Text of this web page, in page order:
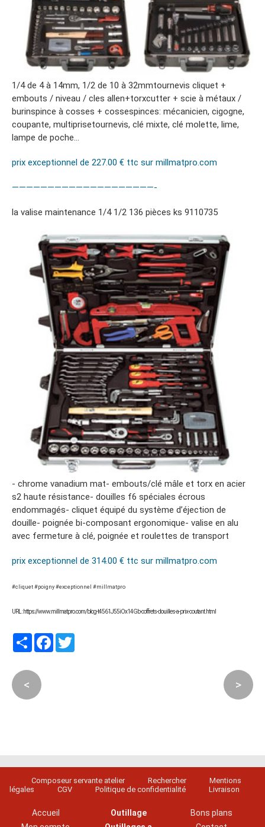
1/4 de 4 à 14mm, 1/2 de 10 à 32mmtournevis cliquet +
embouts / niveau / cles allen+torxcutter + scie à métaux /
burinspince à cosses + cossespinces: mécanicien, cigogne,
coupante, multiprisetournevis, clé mixte, clé molette, lime,
lampe de poche…
prix exceptionnel de 227.00 € ttc sur millmatpro.com
————————————————————-
la valise maintenance 1/4 1/2 136 pièces ks 9110735
- chrome vanadium mat- embouts/clé mâle et torx en acier
s2 haute résistance- douilles f6 spéciales écrous
endommagés- cliquet équipé du système d’éjection de
douille- poignée bi-composant ergonomique- valise en alu
avec fermeture à clé, poignée et roulettes de transport
prix exceptionnel de 314.00 € ttc sur millmatpro.com
#cliquet #poigny #exceptionnel #millmatpro
URL : https://www.millmatpro.com/blog-t4561J55iOx14Gb-coffrets-douilles-a-prix-coutant.html
PartagerFacebook
< >
Composeur servante atelier Rechercher
Mentions
légales
CGV Politique de confidentialité Livraison
Accueil
Outillage
Bons plans